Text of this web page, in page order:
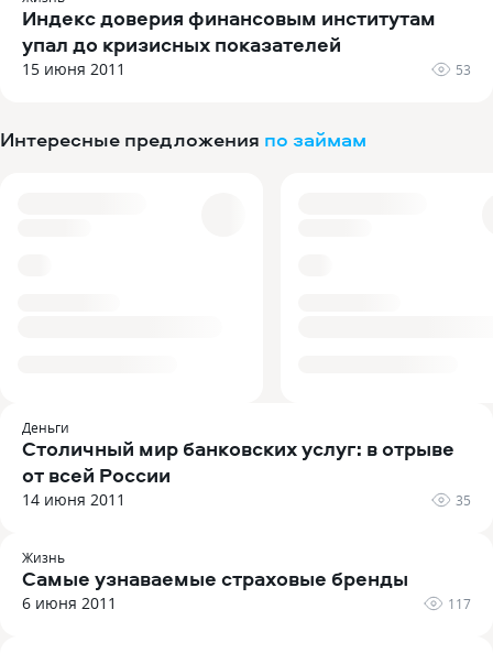
Индекс доверия финансовым институтам
упал до кризисных показателей
15 июня 2011 53
Интересные предложения по займам
Деньги
Столичный мир банковских услуг: в отрыве
от всей России
14 июня 2011 35
Жизнь
Самые узнаваемые страховые бренды
6 июня 2011 117